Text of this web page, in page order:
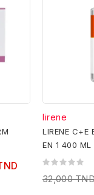
lirene
LIRENE C+E
EN 1 400 ML
32,000